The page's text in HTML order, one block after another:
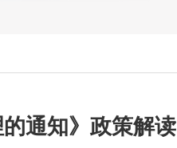
通知》政策解读